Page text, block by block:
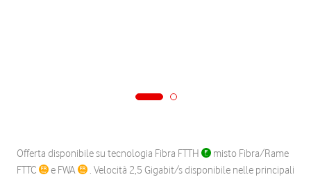
Offerta disponibile su tecnologia Fibra FTTH
misto Fibra/Rame
FTTC
e FWA
. Velocità 2,5 Gigabit/s disponibile nelle principali